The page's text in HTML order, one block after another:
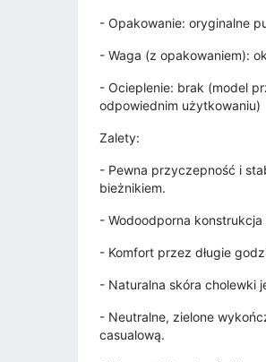
- Opakowanie: oryginalne
- Waga (z opakowaniem):
- Ocieplenie: brak (model
odpowiednim użytkowaniu)
Zalety:
- Pewna przyczepność i
bieżnikiem.
- Wodoodporna
- Komfort przez długie
- Naturalna skóra cholewki
- Neutralne, zielone
casualową.